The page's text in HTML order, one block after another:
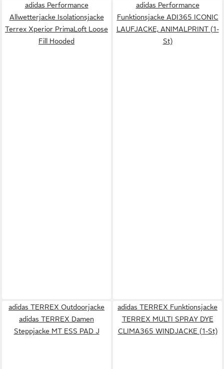
adidas Performance
Allwetterjacke Isolationsjacke
Terrex Xperior PrimaLoft Loose
Fill Hooded
adidas Performance
Funktionsjacke ADI365 ICONIC
LAUFJACKE, ANIMALPRINT (1-
St)
adidas TERREX Outdoorjacke
adidas TERREX Damen
Steppjacke MT ESS PAD J
adidas TERREX Funktionsjacke
TERREX MULTI SPRAY DYE
CLIMA365 WINDJACKE (1-St)